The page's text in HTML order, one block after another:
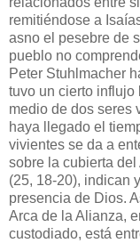
remitiéndose a
asno el pesebre de
pueblo no
Peter Stuhlmacher
tuvo un cierto influjo
medio de dos
haya llegado el
vivientes se da a
sobre la cubierta
(25, 18-20), indican
presencia de Dios.
Arca de la Alianza,
custodiado, está